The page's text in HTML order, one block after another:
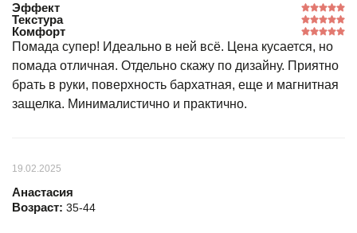
Эффект
Текстура
Комфорт
Помада супер! Идеально в ней всё. Цена кусается, но
помада отличная. Отдельно скажу по дизайну. Приятно
брать в руки, поверхность бархатная, еще и магнитная
защелка. Минималистично и практично.
19.02.2025
Анастасия
Возраст: 35-44